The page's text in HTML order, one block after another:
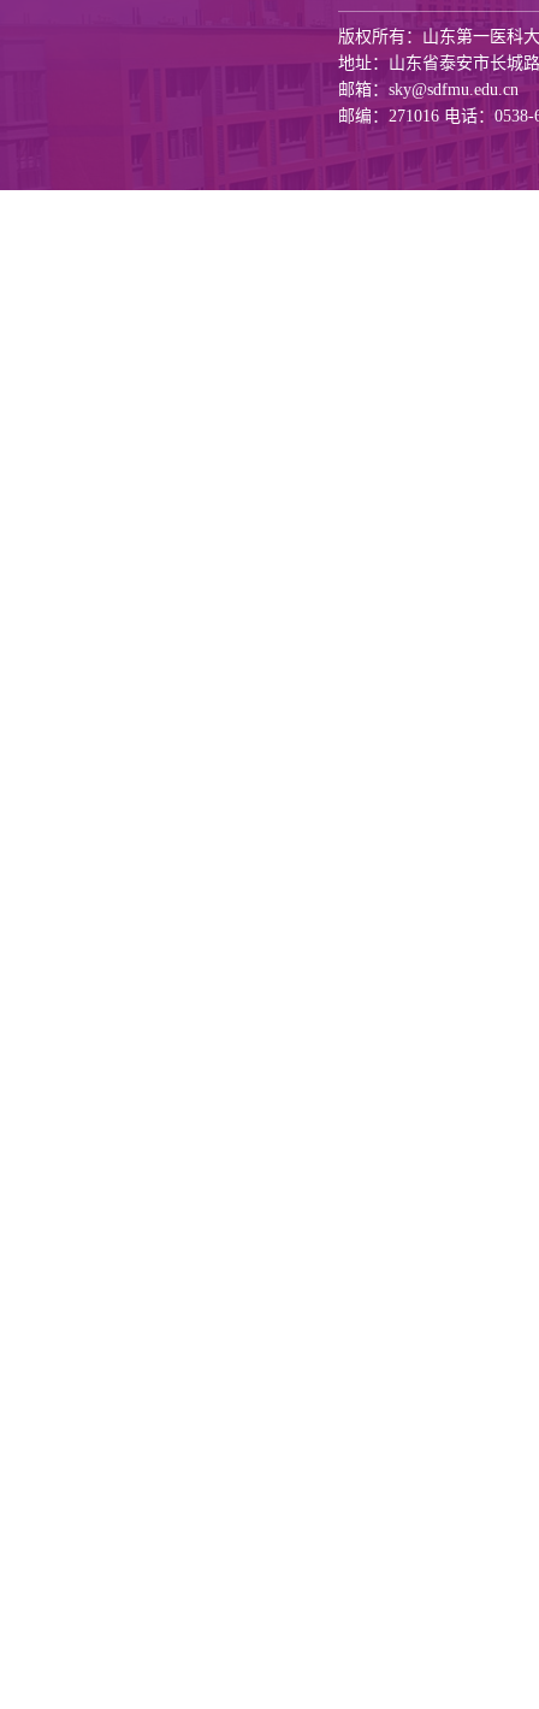
版权所有：山东第一医科
地址：山东省泰安市长城
邮箱：sky@sdfmu.edu.cn
邮编：271016 电话：0538-